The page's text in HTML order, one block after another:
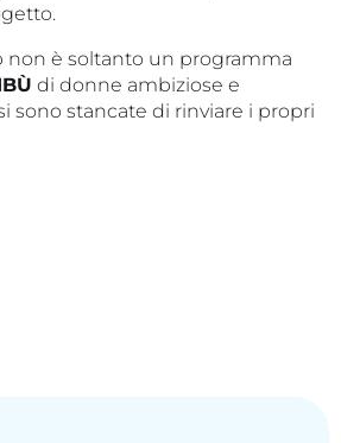
non è soltanto un programma
di donne ambiziose e
sono stancate di rinviare i propri